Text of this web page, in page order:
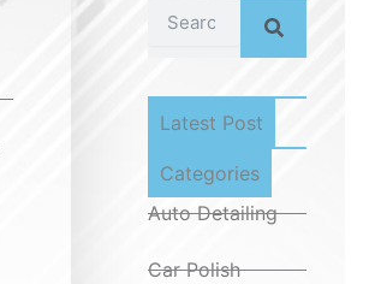
Latest Post
Categories
Auto Detailing
Car Polish